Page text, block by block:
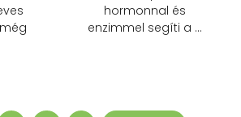
hormonnal és
enzimmel segíti a …